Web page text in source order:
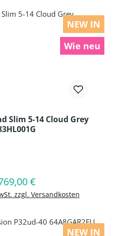
NEW IN
Wie neu
Slim 5-14 Cloud Grey
Preis:
€
zzgl. Versandkosten
Warenkorb
NEW IN